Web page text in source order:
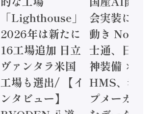
「Lighthouse」
2026年は新たに
16工場追加 日立
ヴァンタラ米国
工場も選出/ 【イ
ンタビュー】
会実装に活
動き
士通、日立
神装備 ×
HMS、老舗
プメーカー